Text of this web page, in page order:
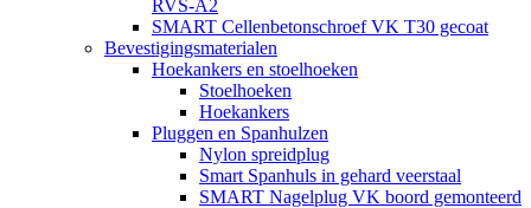
RVS-A2
SMART Cellenbetonschroef VK T30 gecoat
Bevestigingsmaterialen
Hoekankers en stoelhoeken
Stoelhoeken
Hoekankers
Pluggen en Spanhulzen
Nylon spreidplug
Smart Spanhuls in gehard veerstaal
SMART Nagelplug VK boord gemonteerd